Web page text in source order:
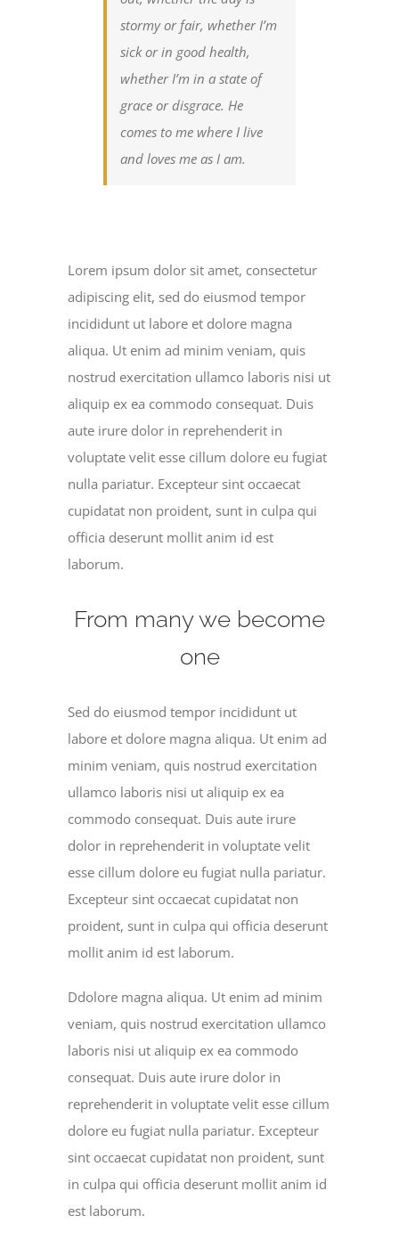
stormy or fair, whether I’m
sick or in good health,
whether I’m in a state of
grace or disgrace. He
comes to me where I live
and loves me as I am.
Lorem ipsum dolor sit amet, consectetur
adipiscing elit, sed do eiusmod tempor
incididunt ut labore et dolore magna
aliqua. Ut enim ad minim veniam, quis
nostrud exercitation ullamco laboris nisi ut
aliquip ex ea commodo consequat. Duis
aute irure dolor in reprehenderit in
voluptate velit esse cillum dolore eu fugiat
nulla pariatur. Excepteur sint occaecat
cupidatat non proident, sunt in culpa qui
officia deserunt mollit anim id est
laborum.
From many we become
one
Sed do eiusmod tempor incididunt ut
labore et dolore magna aliqua. Ut enim ad
minim veniam, quis nostrud exercitation
ullamco laboris nisi ut aliquip ex ea
commodo consequat. Duis aute irure
dolor in reprehenderit in voluptate velit
esse cillum dolore eu fugiat nulla pariatur.
Excepteur sint occaecat cupidatat non
proident, sunt in culpa qui officia deserunt
mollit anim id est laborum.
Ddolore magna aliqua. Ut enim ad minim
veniam, quis nostrud exercitation ullamco
laboris nisi ut aliquip ex ea commodo
consequat. Duis aute irure dolor in
reprehenderit in voluptate velit esse cillum
dolore eu fugiat nulla pariatur. Excepteur
sint occaecat cupidatat non proident, sunt
in culpa qui officia deserunt mollit anim id
est laborum.